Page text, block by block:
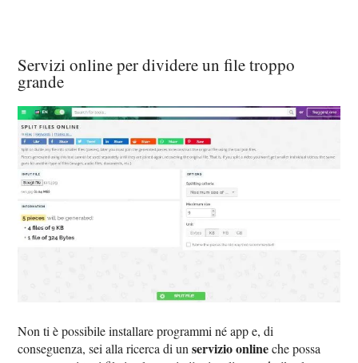
Servizi online per dividere un file troppo
grande
Non ti è possibile installare programmi né app e, di
conseguenza, sei alla ricerca di unservizio onlineche possa